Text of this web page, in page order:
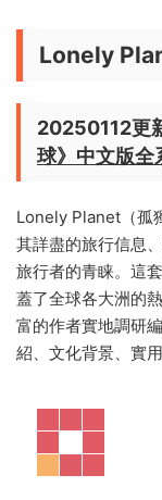
Lonely
20250112更
球》中文版
Lonely Planet（孤
其詳盡的旅行信息
旅行者的青睐。這
蓋了全球各大洲的
富的作者實地調研
紹、文化背景、實